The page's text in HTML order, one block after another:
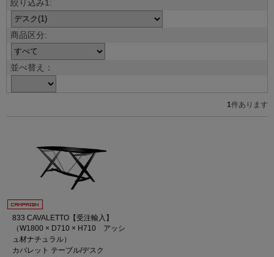
並べ替え：
1件あります
833 CAVALETTO【受注輸入】
（W1800 × D710 × H710 アッシ
ュ材ナチュラル）
カバレット テーブル/デスク